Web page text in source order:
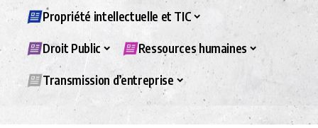
Propriété intellectuelle et TIC
Droit Public Ressources humaines
Transmission d’entreprise